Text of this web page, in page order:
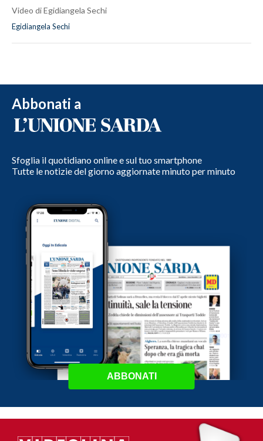
Video di Egidiangela Sechi
Egidiangela Sechi
Abbonati a
Sfoglia il quotidiano online e sul tuo smartphone
Tutte le notizie del giorno aggiornate minuto per minuto
ABBONATI